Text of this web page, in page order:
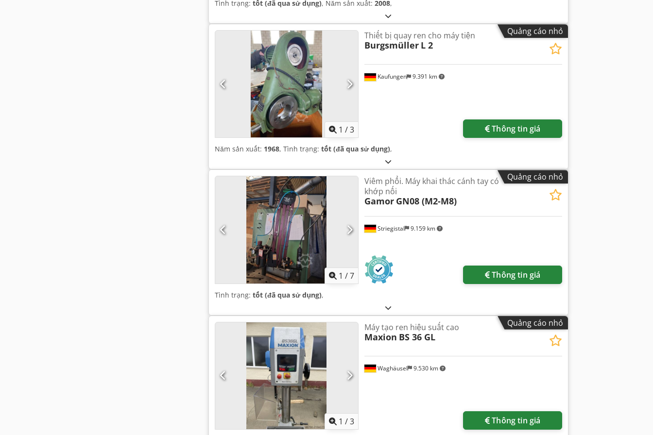
Tình trạng: tốt (đã qua sử dụng), Năm sản xuất: 2008,
Quảng cáo nhỏ
1 /3
Kaufungen 9.391 km
Thiết bị quay ren cho máy tiện
Burgsmüller L 2
Thông tin giá
Năm sản xuất: 1968, Tình trạng: tốt (đã qua sử dụng),
Quảng cáo nhỏ
1 /7
Striegistal 9.159 km
Viêm phổi. Máy khai thác cánh tay có
khớp nối
Gamor GN08 (M2-M8)
Thông tin giá
Tình trạng: tốt (đã qua sử dụng),
Quảng cáo nhỏ
1 /3
Waghäusel 9.530 km
Máy tạo ren hiệu suất cao
Maxion BS 36 GL
Thông tin giá